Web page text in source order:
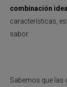
combinación ideal
características,
sabor.
Sabemos que